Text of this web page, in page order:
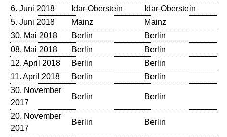
6. Juni 2018 Idar-Oberstein Idar-Oberstein
5. Juni 2018
Mainz Mainz
30. Mai 2018
Berlin Berlin
08. Mai 2018
Berlin Berlin
12. April 2018
Berlin Berlin
11. April 2018
Berlin Berlin
30. November
2017
Berlin Berlin
20. November
2017
Berlin Berlin